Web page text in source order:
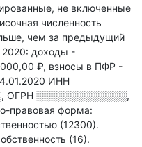
не включенные
численность
чем за предыдущий
2020: доходы -
₽, взносы в ПФР -
ИНН
, ОГРН ░░░░░░░░░░░░░,
правовая форма:
(12300).
(16).